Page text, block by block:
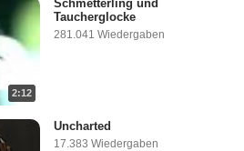
2:12
Schmetterling und
Taucherglocke
281.041 Wiedergaben
Uncharted
17.383 Wiedergaben